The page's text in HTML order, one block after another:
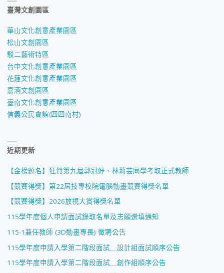
臺灣文創園區
華山文化創意產業園區
松山文創園區
駁二藝術特區
台中文化創意產業園區
花蓮文化創意產業園區
嘉酒文創園區
臺南文化創意產業園區
信義公民會館(四四南村)
近期更新
【金榜題名】狂賀第九屆郭冠妤、林莉芸同學考取正式教師
【競賽得獎】第22屆技專校院電腦動畫競賽得獎名單
【競賽得獎】2026放視大賞得獎名單
115學年度個人申請面試錄取名單及志願選填通知
115-1兼任教師 (3D動畫專長) 徵聘公告
115學年度申請入學第二階段面試＿設計組面試順序公告
115學年度申請入學第二階段面試＿創作組順序公告